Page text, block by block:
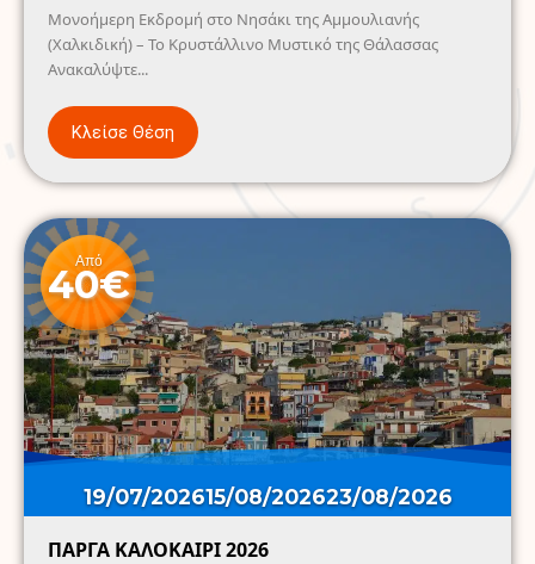
Μονοήμερη Εκδρομή στο Νησάκι της Αμμουλιανής
(Χαλκιδική) – Το Κρυστάλλινο Μυστικό της Θάλασσας
Ανακαλύψτε...
Κλείσε Θέση
Από
40€
19/07/202615/08/202623/08/2026
ΠΑΡΓΑ ΚΑΛΟΚΑΙΡΙ 2026